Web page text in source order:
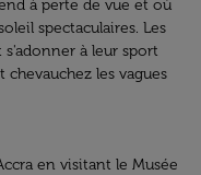
à perte de vue et où
spectaculaires. Les
à leur sport
chevauchez les vagues
en visitant le Musée